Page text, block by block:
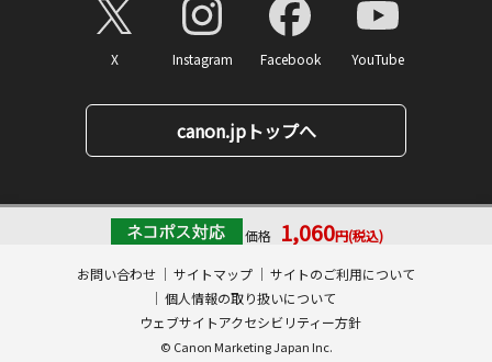
価格 1,060円(税込)
カートに入れる
X Instagram Facebook YouTube
canon.jpトップへ
お問い合わせ サイトマップ
サイトのご利用について
個人情報の取り扱いについて
ウェブサイトアクセシビリティー方針
© Canon Marketing Japan Inc.